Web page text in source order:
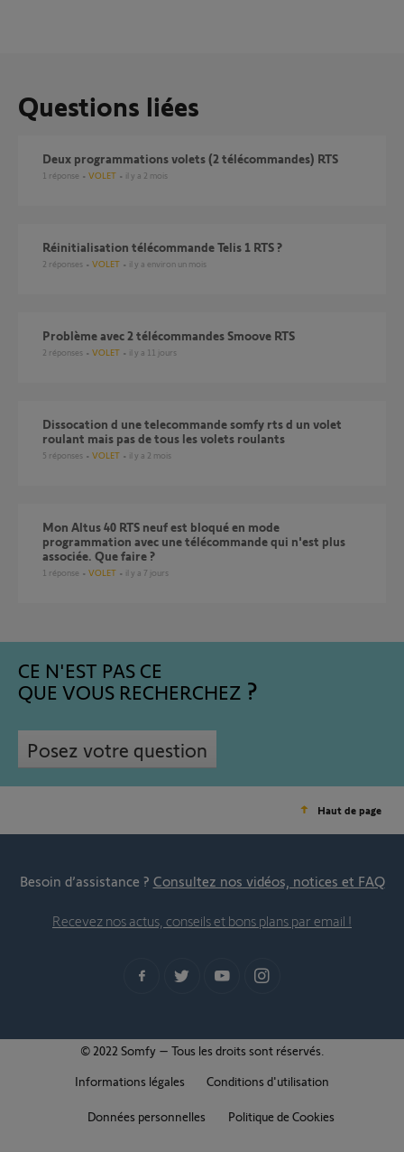
Questions liées
Deux programmations volets (2 télécommandes) RTS
1 réponse VOLET il y a 2 mois
réinitialisation télécommande Telis 1 RTS ?
2 réponses VOLET il y a environ un mois
Problème avec 2 télécommandes Smoove RTS
2 réponses VOLET il y a 11 jours
dissocation d une telecommande somfy rts d un volet
roulant mais pas de tous les volets roulants
5 réponses VOLET il y a 2 mois
Mon Altus 40 RTS neuf est bloqué en mode
programmation avec une télécommande qui n'est plus
associée. Que faire ?
1 réponse VOLET il y a 7 jours
CE N'EST PAS CE
QUE VOUS RECHERCHEZ
Posez votre question
Haut de page
Besoin d’assistance ? Consultez nos vidéos, notices et FAQ
Recevez nos actus, conseils et bons plans par email !
© 2022 Somfy – Tous les droits sont réservés.
Informations légales
Conditions d'utilisation
Données personnelles Politique de Cookies